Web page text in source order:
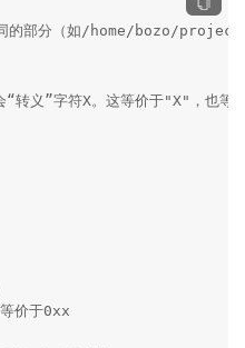
同的部分（如/home/bozo/
转义”字符X。这等价于"X"，也
价于0xx